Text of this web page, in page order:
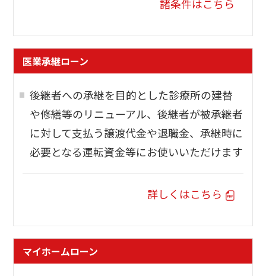
諸条件はこちら
医業承継ローン
後継者への承継を目的とした診療所の建替
や修繕等のリニューアル、後継者が被承継者
に対して支払う譲渡代金や退職金、承継時に
必要となる運転資金等にお使いいただけます
詳しくはこちら
マイホームローン